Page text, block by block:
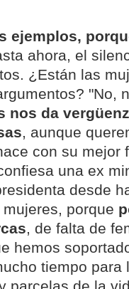
ejemplos,
ahora, el
¿Están las
"No,
nos da
, aunque
con su mejor
una ex
desde
porque
, de falta de
hemos
tiempo para